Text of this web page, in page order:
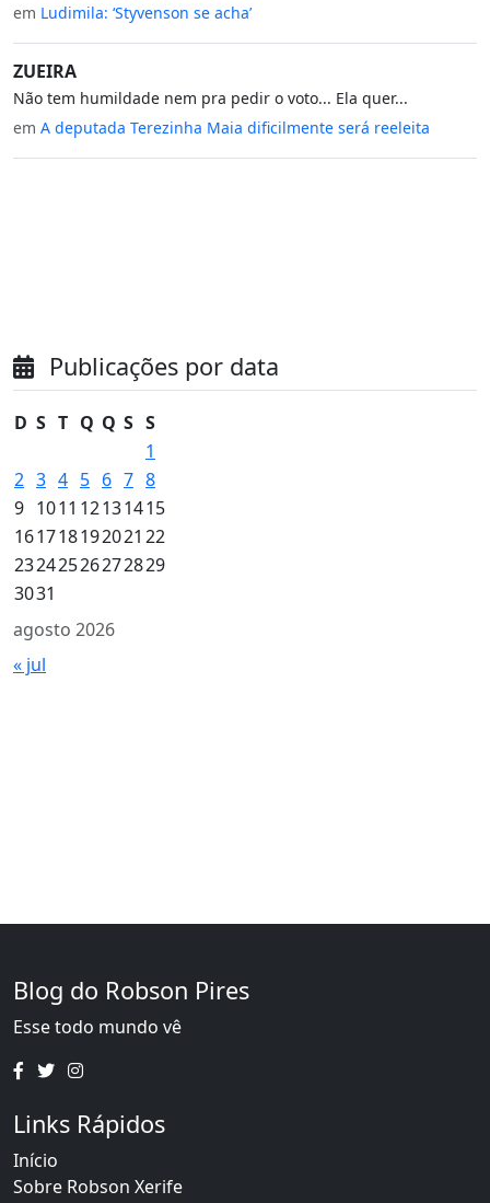
em Ludimila: ‘Styvenson se acha’
ZUEIRA
Não tem humildade nem pra pedir o voto... Ela quer...
em A deputada Terezinha Maia dificilmente será reeleita
Publicações por data
agosto 2026
D S T Q Q S S
1
2 3 4 5 6 7 8
9 1011 12131415
161718192021 22
23242526272829
3031
« jul
Blog do Robson Pires
Esse todo mundo vê
Links Rápidos
Início
Sobre Robson Xerife